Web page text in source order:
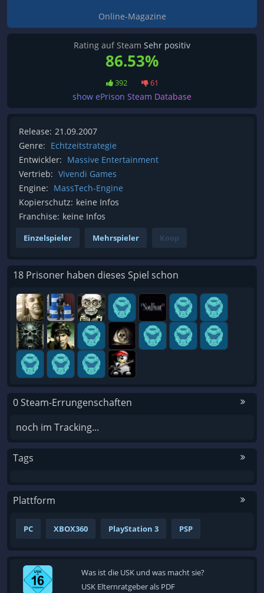
Online-Magazine
Rating auf Steam Sehr positiv
86.53%
392 61
show ePrison Steam Database
Release: 21.09.2007
Genre: Echtzeitstrategie
Entwickler: Massive Entertainment
Vertrieb: Vivendi Games
Engine: MassTech-Engine
Kopierschutz: keine Infos
Franchise: keine Infos
Einzelspieler Mehrspieler Koop
18 Prisoner haben dieses Spiel schon
0 Steam-Errungenschaften
noch im Tracking...
Tags
Plattform
PC XBOX360 PlayStation 3 PSP
Was ist die USK und was macht sie?
USK Elternratgeber als PDF